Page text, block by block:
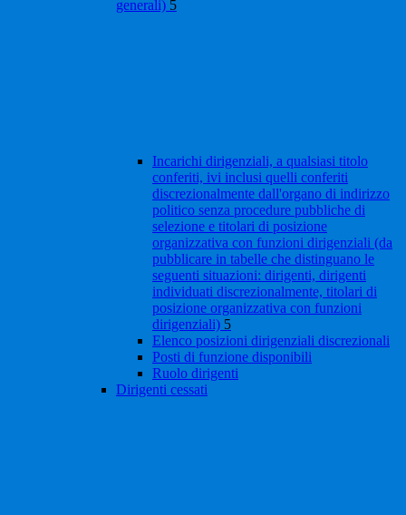
generali) 5
Incarichi dirigenziali, a qualsiasi titolo
conferiti, ivi inclusi quelli conferiti
discrezionalmente dall'organo di indirizzo
politico senza procedure pubbliche di
selezione e titolari di posizione
organizzativa con funzioni dirigenziali (da
pubblicare in tabelle che distinguano le
seguenti situazioni: dirigenti, dirigenti
individuati discrezionalmente, titolari di
posizione organizzativa con funzioni
dirigenziali) 5
Elenco posizioni dirigenziali discrezionali
Posti di funzione disponibili
Ruolo dirigenti
Dirigenti cessati